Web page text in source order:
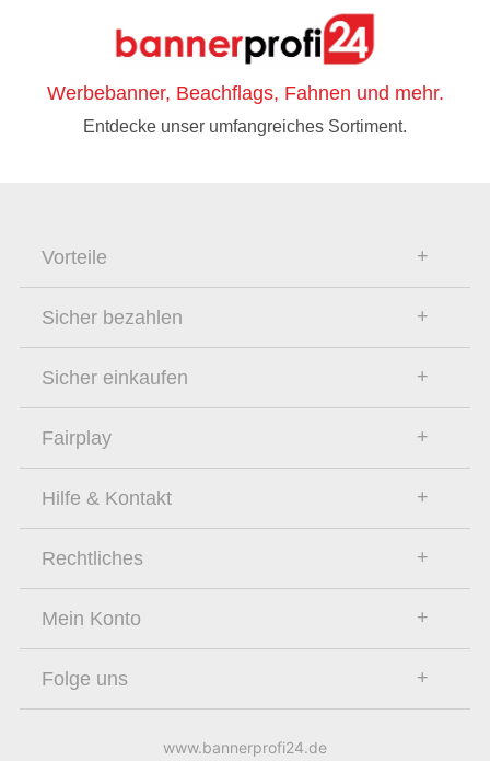
Werbebanner, Beachflags, Fahnen und mehr.
Entdecke unser umfangreiches Sortiment.
Vorteile
Sicher bezahlen
Sicher einkaufen
Fairplay
Hilfe & Kontakt
Rechtliches
Mein Konto
Folge uns
www.bannerprofi24.de